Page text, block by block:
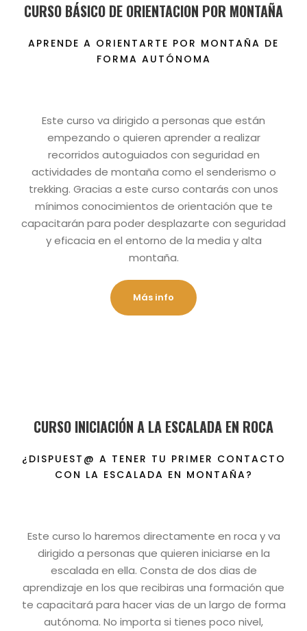
CURSO BÁSICO DE ORIENTACION POR MONTAÑA
APRENDE A ORIENTARTE POR MONTAÑA DE
FORMA AUTÓNOMA
Este curso va dirigido a personas que están
empezando o quieren aprender a realizar
recorridos autoguiados con seguridad en
actividades de montaña como el senderismo o
trekking. Gracias a este curso contarás con unos
mínimos conocimientos de orientación que te
capacitarán para poder desplazarte con seguridad
y eficacia en el entorno de la media y alta
montaña.
Más info
CURSO INICIACIÓN A LA ESCALADA EN ROCA
¿DISPUEST@ A TENER TU PRIMER CONTACTO
CON LA ESCALADA EN MONTAÑA?
Este curso lo haremos directamente en roca y va
dirigido a personas que quieren iniciarse en la
escalada en ella. Consta de dos dias de
aprendizaje en los que recibiras una formación que
te capacitará para hacer vias de un largo de forma
autónoma. No importa si tienes poco nivel,